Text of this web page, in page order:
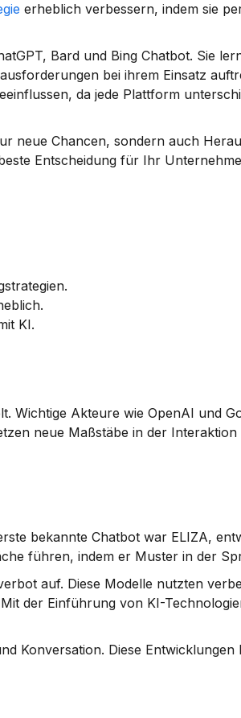
erheblich verbessern, indem sie
Bard und Bing Chatbot. Sie
bei ihrem Einsatz
da jede Plattform
neue Chancen, sondern auch
Entscheidung für Ihr
KI.
Wichtige Akteure wie OpenAI und
neue Maßstäbe in der
bekannte Chatbot war ELIZA,
führen, indem er Muster in der
auf. Diese Modelle nutzten
der Einführung von KI-
Konversation. Diese Entwicklungen